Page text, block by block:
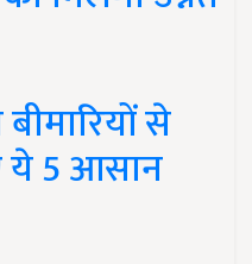
से
ये 5 आसान